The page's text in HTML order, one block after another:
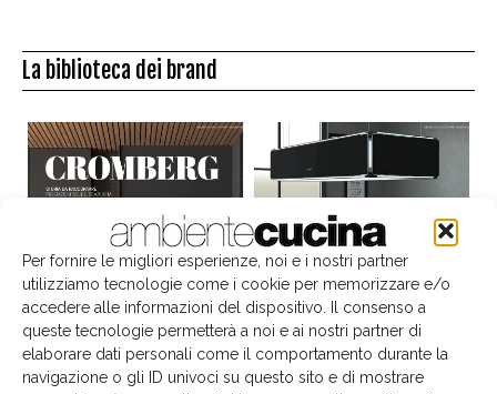
Per fornire le migliori esperienze, noi e i nostri partner
utilizziamo tecnologie come i cookie per memorizzare e/o
accedere alle informazioni del dispositivo. Il consenso a
queste tecnologie permetterà a noi e ai nostri partner di
elaborare dati personali come il comportamento durante la
navigazione o gli ID univoci su questo sito e di mostrare
La biblioteca dei brand